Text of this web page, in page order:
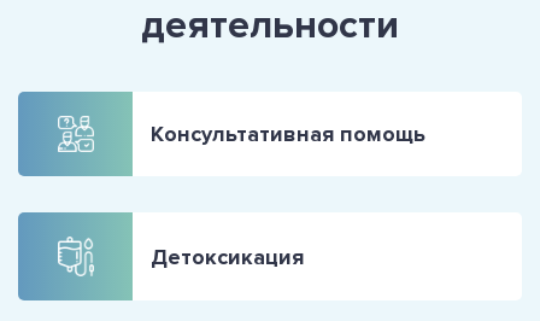
деятельности
Консультативная помощь
Детоксикация